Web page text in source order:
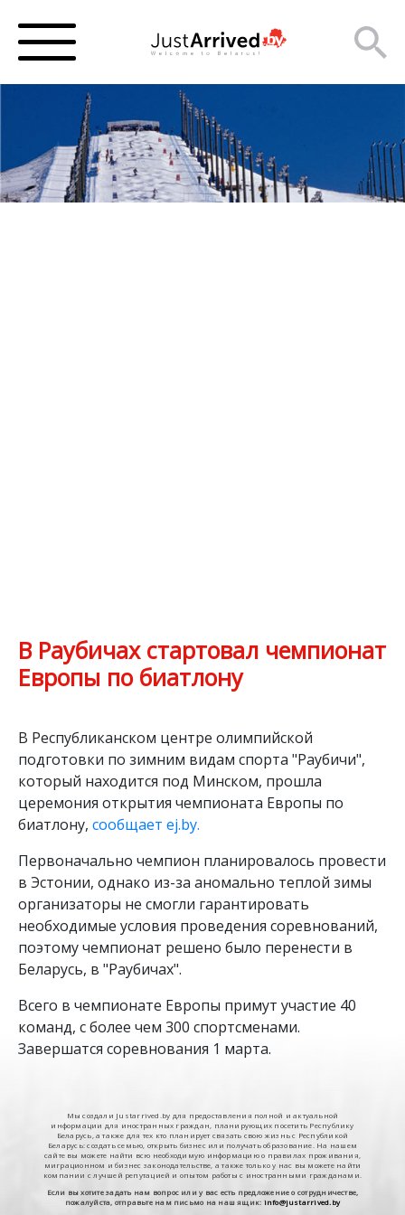
В Раубичах стартовал чемпионат
Европы по биатлону
В Республиканском центре олимпийской
подготовки по зимним видам спорта "Раубичи",
который находится под Минском, прошла
церемония открытия чемпионата Европы по
биатлону, сообщает ej.by.
Первоначально чемпион планировалось провести
в Эстонии, однако из-за аномально теплой зимы
организаторы не смогли гарантировать
необходимые условия проведения соревнований,
поэтому чемпионат решено было перенести в
Беларусь, в "Раубичах".
Всего в чемпионате Европы примут участие 40
команд, с более чем 300 спортсменами.
Завершатся соревнования 1 марта.
Мы создали Justarrived.by для предоставления полной и актуальной
информации для иностранных граждан, планирующих посетить Республику
Беларусь, а также для тех кто планирует связать свою жизнь с Республикой
Беларусь: создать семью, открыть бизнес или получать образование. На нашем
сайте вы можете найти всю необходимую информацию о правилах проживания,
миграционном и бизнес законодательстве, а также только у нас вы можете найти
компании с лучшей репутацией и опытом работы с иностранными гражданами.
Если вы хотите задать нам вопрос или у вас есть предложение о сотрудничестве,
пожалуйста, отправьте нам письмо на наш ящик: info@justarrived.by